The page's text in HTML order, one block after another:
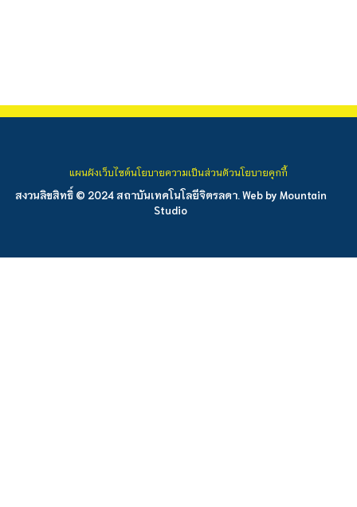
สงวนลิขสิทธิ์ © 2024 สถาบันเทคโนโลยีจิตรลดา. Web by Mountain
Studio
แผนผังเว็บไซต์นโยบายความเป็นส่วนตัวนโยบายคุกกี้